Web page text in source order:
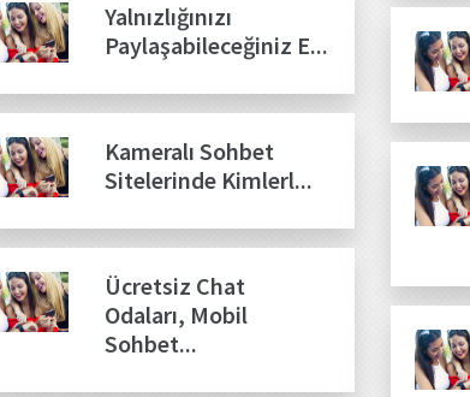
Yalnızlığınızı
Paylaşabileceğiniz E...
Kameralı Sohbet
Sitelerinde Kimlerl...
Ücretsiz Chat
Odaları, Mobil
Sohbet...